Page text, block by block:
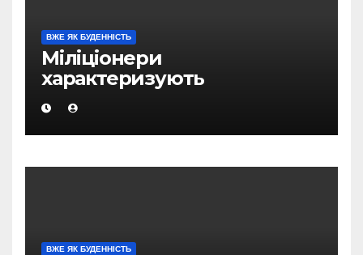
ВЖЕ ЯК БУДЕННІСТЬ
Міліціонери
характеризують
оперативну обстановку в
Магадані, як відносно
стабільну
ВЖЕ ЯК БУДЕННІСТЬ